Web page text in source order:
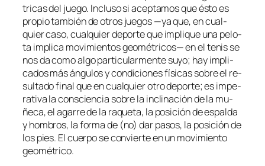
tri­cas del jue­go. Incluso si acep­ta­mos que és­to es
pro­pio tam­bién de otros jue­gos —ya que, en cual­
quier ca­so, cual­quier de­por­te que im­pli­que una pe­lo­
ta im­pli­ca mo­vi­mien­tos geo­mé­tri­cos— en el te­nis se
nos da co­mo al­go par­ti­cu­lar­men­te su­yo; hay im­pli­
ca­dos más án­gu­los y con­di­cio­nes fí­si­cas so­bre el re­
sul­ta­do fi­nal que en cual­quier otro de­por­te; es im­pe­
ra­ti­va la cons­cien­cia so­bre la in­cli­na­ción de la mu­
ñe­ca, el aga­rre de la ra­que­ta, la po­si­ción de es­pal­da
y hom­bros, la for­ma de (no) dar pa­sos, la po­si­ción de
los pies. El cuer­po se con­vier­te en un mo­vi­mien­to
geométrico.